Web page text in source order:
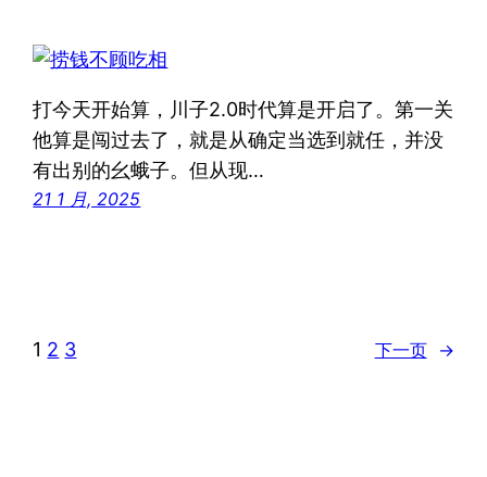
打今天开始算，川子2.0时代算是开启了。第一关
他算是闯过去了，就是从确定当选到就任，并没
有出别的幺蛾子。但从现…
21 1 月, 2025
1 2 3 下一页 →